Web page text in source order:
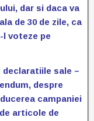
dar si daca va
de 30 de zile, ca
l voteze pe
sale –
despre
campaniei
articole de